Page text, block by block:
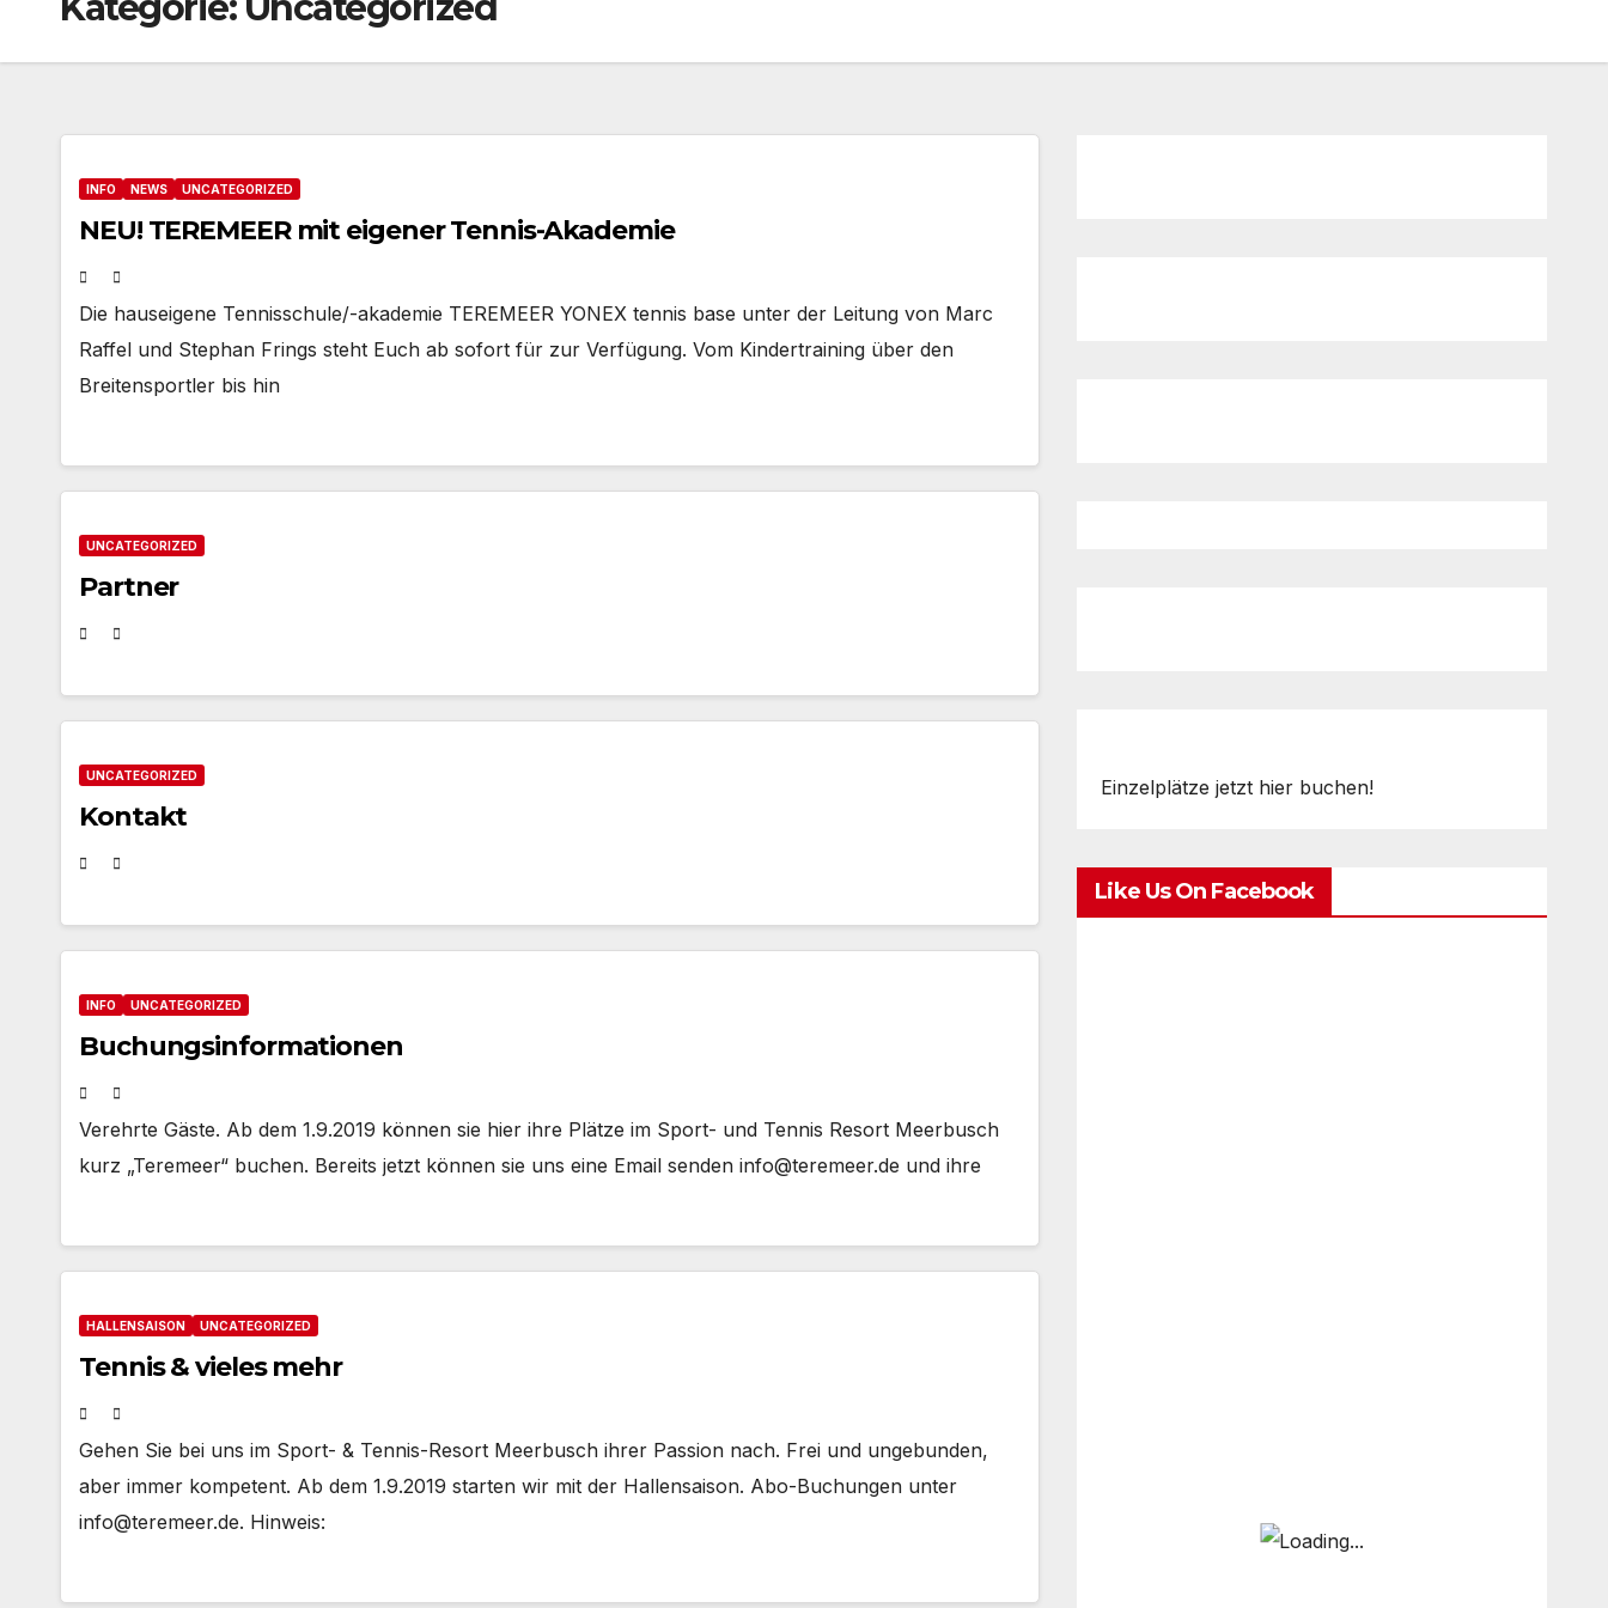
INFO NEWS UNCATEGORIZED
NEU! TEREMEER mit eigener Tennis-Akademie
Die hauseigene Tennisschule/-akademie TEREMEER YONEX tennis base unter der Leitung von Marc
Raffel und Stephan Frings steht Euch ab sofort für zur Verfügung. Vom Kindertraining über den
Breitensportler bis hin
UNCATEGORIZED
Partner
UNCATEGORIZED
Kontakt
INFO UNCATEGORIZED
Buchungsinformationen
Verehrte Gäste. Ab dem 1.9.2019 können sie hier ihre Plätze im Sport- und Tennis Resort Meerbusch
kurz „Teremeer“ buchen. Bereits jetzt können sie uns eine Email senden info@teremeer.de und ihre
HALLENSAISON UNCATEGORIZED
Tennis & vieles mehr
Gehen Sie bei uns im Sport- & Tennis-Resort Meerbusch ihrer Passion nach. Frei und ungebunden,
aber immer kompetent. Ab dem 1.9.2019 starten wir mit der Hallensaison. Abo-Buchungen unter
info@teremeer.de. Hinweis:
Einzelplätze jetzt hier buchen!
Like Us On Facebook